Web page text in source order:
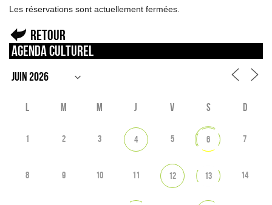
Les réservations sont actuellement fermées.
Retour
Agenda culturel
L M M J V S D
1 2 3 4 5 6 7
8 9 10 11 12 13 14